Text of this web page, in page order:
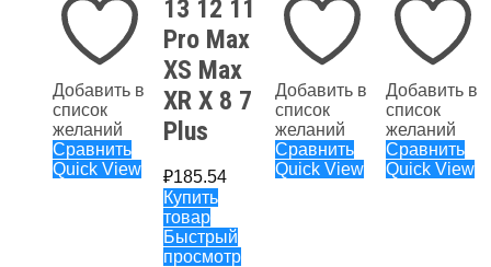
Добавить в
список
желаний
Сравнить
Quick View
13 12 11
Pro Max
XS Max
XR X 8 7
Plus
₽185.54
Купить
товар
Быстрый
просмотр
Добавить в
список
желаний
Сравнить
Quick View
Добавить в
список
желаний
Сравнить
Quick View